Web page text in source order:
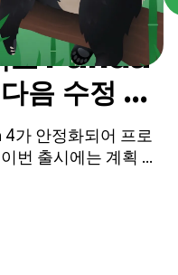
오 Panda
음 수정 예
상
가 안정화되어 프로
번 출시에는 계획 모
고품질 Android 앱